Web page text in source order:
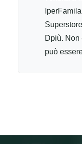
Dpiù. Non
può